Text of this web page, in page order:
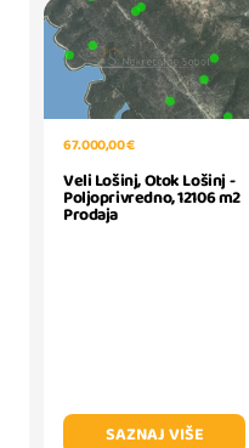
67.000,00 €
Veli Lošinj, Otok Lošinj -
Poljoprivredno, 12106 m2
Prodaja
SAZNAJ VIŠE